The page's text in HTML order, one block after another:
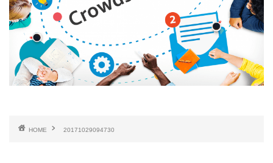
HOME 20171029094730